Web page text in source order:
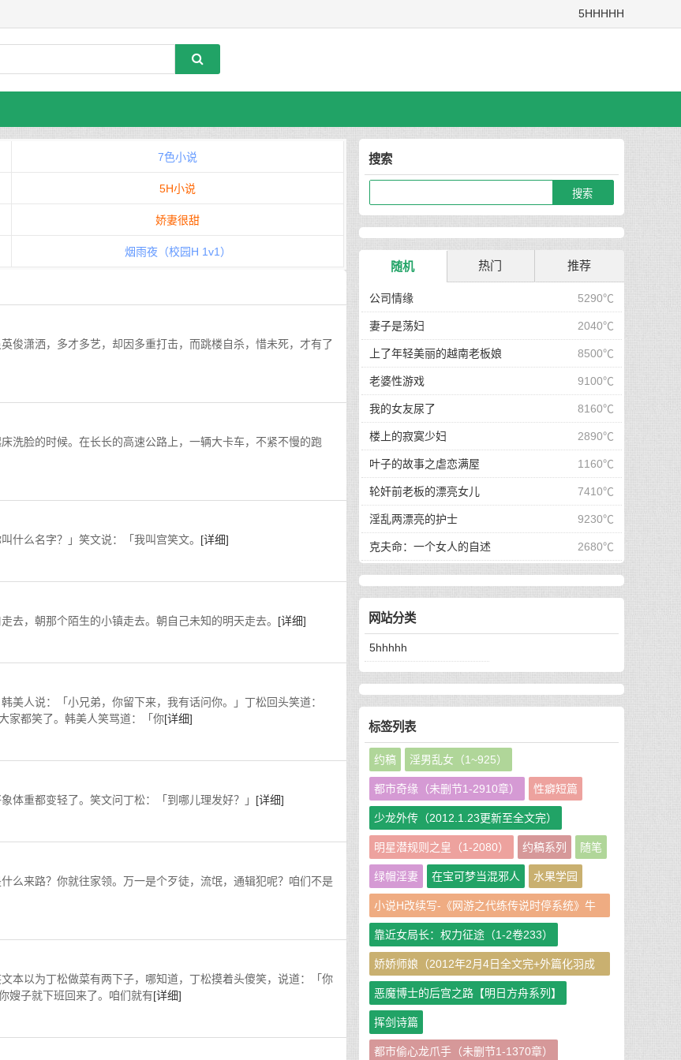
5HHHHH
7色小说
5H小说
娇妻很甜
烟雨夜（校园H 1v1）
洒，多才多艺，却因多重打击，而跳楼自杀，惜未死，才有了
的时候。在长长的高速公路上，一辆大卡车，不紧不慢的跑
名字？」笑文说：「我叫宫笑文。 [详细]
朝那个陌生的小镇走去。朝自己未知的明天走去。 [详细]
说：「小兄弟，你留下来，我有话问你。」丁松回头笑道：
家都笑了。韩美人笑骂道：「你[详细]
都变轻了。笑文问丁松：「到哪儿理发好？」 [详细]
路？你就往家领。万一是个歹徒，流氓，通辑犯呢？咱们不是
为丁松做菜有两下子，哪知道，丁松摸着头傻笑，说道：「你
嫂子就下班回来了。咱们就有[详细]
搜索
随机 热门 推荐
5290℃
公司情缘
2040℃
妻子是荡妇
8500℃
上了年轻美丽的越南老板娘
9100℃
老婆性游戏
8160℃
我的女友尿了
2890℃
楼上的寂寞少妇
1160℃
叶子的故事之虐恋满屋
7410℃
轮奸前老板的漂亮女儿
9230℃
淫乱两漂亮的护士
2680℃
克夫命：一个女人的自述
网站分类
5hhhhh
标签列表
约稿 淫男乱女（1~925）
都市奇缘（未删节1-2910章） 性癖短篇
少龙外传（2012.1.23更新至全文完）
明星潜规则之皇（1-2080） 约稿系列 随笔
绿帽淫妻 在宝可梦当混邪人 水果学园
小说H改续写-《网游之代练传说时停系统》牛
牛娘二改GHS版
靠近女局长：权力征途（1-2卷233）
娇娇师娘（2012年2月4日全文完+外篇化羽成
仙篇240章）
恶魔博士的后宫之路【明日方舟系列】
挥剑诗篇
都市偷心龙爪手（未删节1-1370章）